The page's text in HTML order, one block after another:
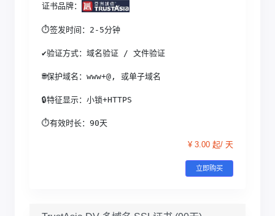
证书品牌：
⏱签发时间：2-5分钟
✔验证方式：域名验证 / 文件验证
🌐保护域名：www+@, 或单子域名
🔒特征显示：小锁+HTTPS
⏱有效时长：90天
¥ 3.00 起/ 天
立即购买